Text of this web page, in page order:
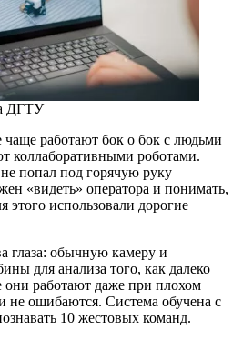
ДГТУ
работают бок о бок с людьми
коллаборативными роботами.
попал под горячую руку
«видеть» оператора и понимать,
этого использовали дорогие
глаза: обычную камеру и
для анализа того, как далеко
они работают даже при плохом
не ошибаются. Система обучена с
10 жестовых команд.